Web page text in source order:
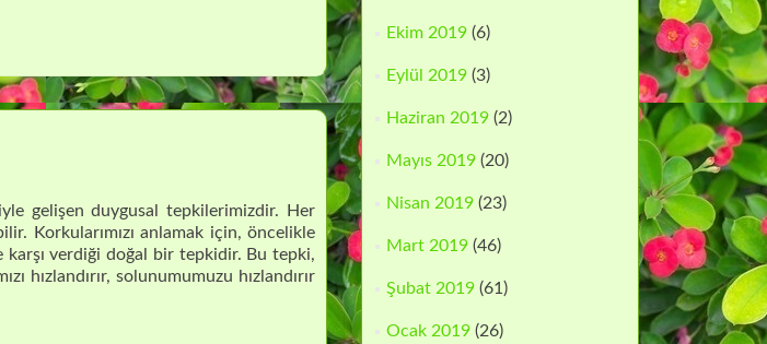
gelişen duygusal tepkilerimizdir. Her
Korkularımızı anlamak için, öncelikle
karşı verdiği doğal bir tepkidir. Bu tepki,
hızlandırır, solunumumuzu hızlandırır
Ekim 2019 (6)
Eylül 2019 (3)
Haziran 2019 (2)
Mayıs 2019 (20)
Nisan 2019 (23)
Mart 2019 (46)
Şubat 2019 (61)
Ocak 2019 (26)